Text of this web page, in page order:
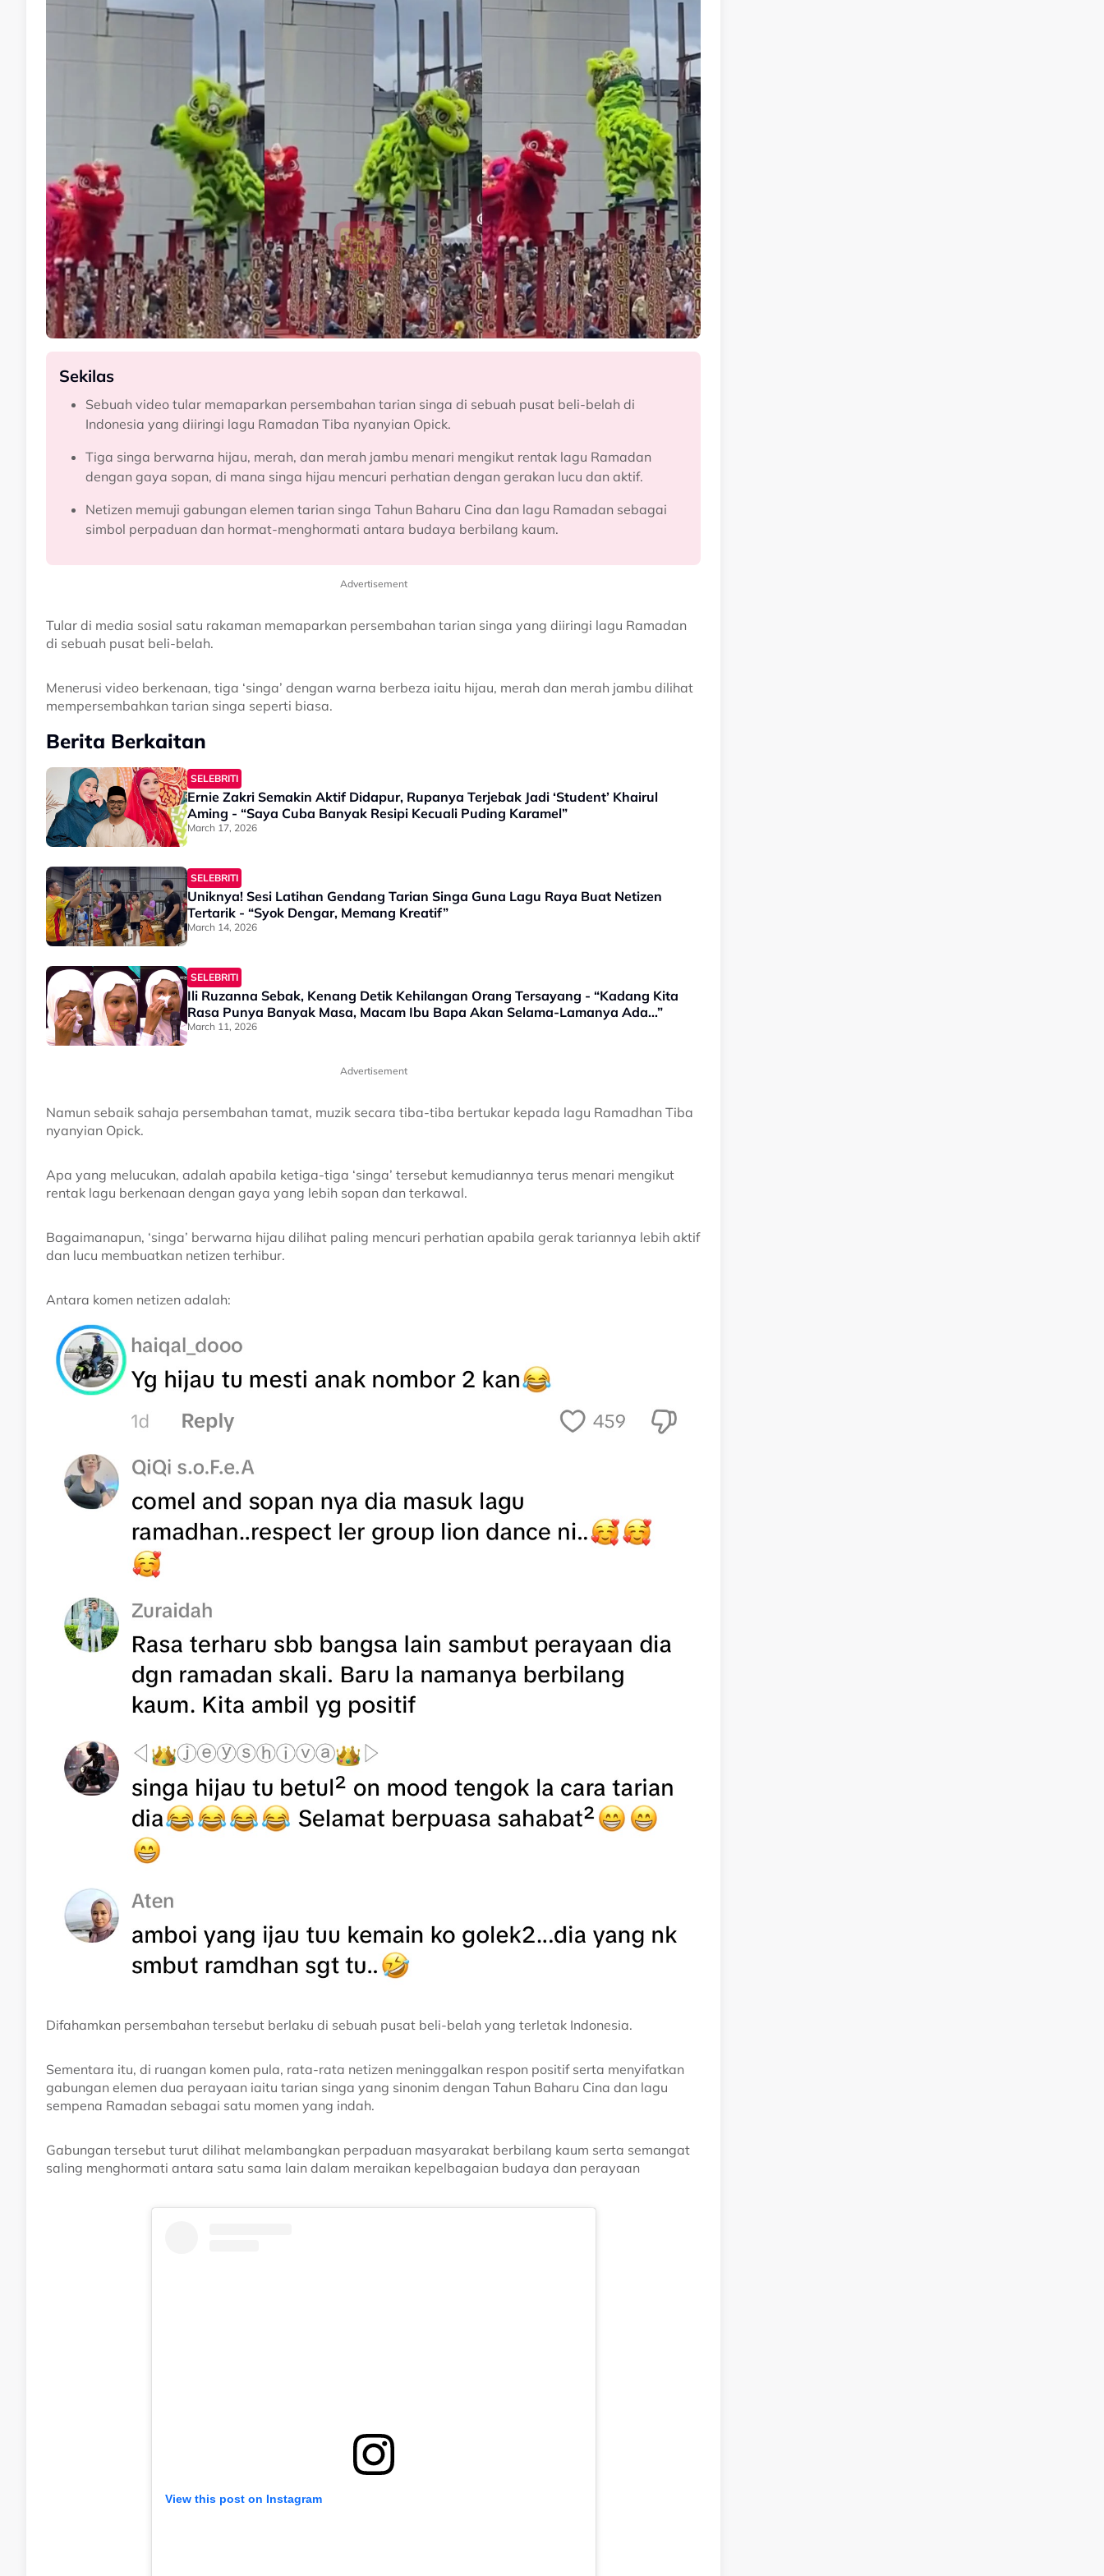
Sekilas
Sebuah video tular memaparkan persembahan tarian singa di sebuah pusat beli-belah di
Indonesia yang diiringi lagu Ramadan Tiba nyanyian Opick.
Tiga singa berwarna hijau, merah, dan merah jambu menari mengikut rentak lagu Ramadan
dengan gaya sopan, di mana singa hijau mencuri perhatian dengan gerakan lucu dan aktif.
Netizen memuji gabungan elemen tarian singa Tahun Baharu Cina dan lagu Ramadan sebagai
simbol perpaduan dan hormat-menghormati antara budaya berbilang kaum.
Advertisement
Tular di media sosial satu rakaman memaparkan persembahan tarian singa yang diiringi lagu Ramadan
di sebuah pusat beli-belah.
Menerusi video berkenaan, tiga ‘singa’ dengan warna berbeza iaitu hijau, merah dan merah jambu dilihat
mempersembahkan tarian singa seperti biasa.
Berita Berkaitan
SELEBRITI
Ernie Zakri Semakin Aktif Didapur, Rupanya Terjebak Jadi ‘Student’ Khairul
Aming - “Saya Cuba Banyak Resipi Kecuali Puding Karamel”
March 17, 2026
SELEBRITI
Uniknya! Sesi Latihan Gendang Tarian Singa Guna Lagu Raya Buat Netizen
Tertarik - “Syok Dengar, Memang Kreatif”
March 14, 2026
SELEBRITI
Ili Ruzanna Sebak, Kenang Detik Kehilangan Orang Tersayang - “Kadang Kita
Rasa Punya Banyak Masa, Macam Ibu Bapa Akan Selama-Lamanya Ada…”
March 11, 2026
Advertisement
Namun sebaik sahaja persembahan tamat, muzik secara tiba-tiba bertukar kepada lagu Ramadhan Tiba
nyanyian Opick.
Apa yang melucukan, adalah apabila ketiga-tiga ‘singa’ tersebut kemudiannya terus menari mengikut
rentak lagu berkenaan dengan gaya yang lebih sopan dan terkawal.
Bagaimanapun, ‘singa’ berwarna hijau dilihat paling mencuri perhatian apabila gerak tariannya lebih aktif
dan lucu membuatkan netizen terhibur.
Antara komen netizen adalah:
Difahamkan persembahan tersebut berlaku di sebuah pusat beli-belah yang terletak Indonesia.
Sementara itu, di ruangan komen pula, rata-rata netizen meninggalkan respon positif serta menyifatkan
gabungan elemen dua perayaan iaitu tarian singa yang sinonim dengan Tahun Baharu Cina dan lagu
sempena Ramadan sebagai satu momen yang indah.
Gabungan tersebut turut dilihat melambangkan perpaduan masyarakat berbilang kaum serta semangat
saling menghormati antara satu sama lain dalam meraikan kepelbagaian budaya dan perayaan
View this post on Instagram